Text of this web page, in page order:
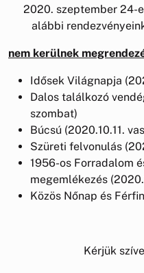
2020. szeptember 24-
alábbi
nem kerülnek
Idősek Világnapja
Dalos találkozó
szombat)
Búcsú (2020.10.11.
Szüreti felvonulás
1956-os Forradalom
megemlékezés
Közös Nőnap és
Kérjük